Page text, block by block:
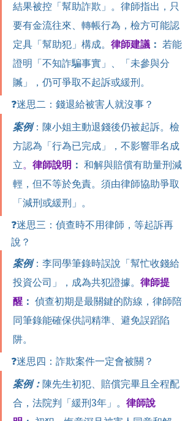
結果被控「幫助詐欺」。律師指出，只
要有金流往來、轉帳行為，檢方可能認
定具「幫助犯」構成。 律師建議 ： 若能
證明「不知詐騙事實」、「未參與分
贓」，仍可爭取不起訴或緩刑。
❓迷思二：錢退給被害人就沒事？
案例：陳小姐主動退錢後仍被起訴。檢
方認為「行為已完成」，不影響罪名成
立。 律師說明 ： 和解與賠償有助量刑減
輕，但不等於免責。須由律師協助爭取
「減刑或緩刑」。
❓迷思三：偵查時不用律師，等起訴再
說？
案例：李同學筆錄時誤說「幫忙收錢給
投資公司」，成為共犯證據。 律師提
醒 ： 偵查初期是最關鍵的防線，律師陪
同筆錄能確保供詞精準、避免誤蹈陷
阱。
❓迷思四：詐欺案件一定會被關？
案例： 陳先生初犯、賠償完畢且全程配
合，法院判「緩刑3年」。 律師說